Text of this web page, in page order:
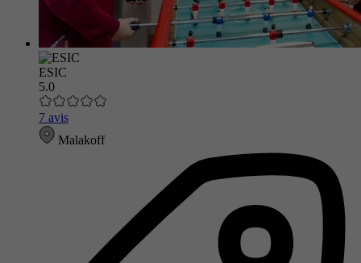
ESIC
5.0
7 avis
Malakoff